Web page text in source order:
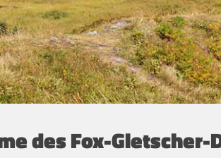
des Fox-Gletscher-